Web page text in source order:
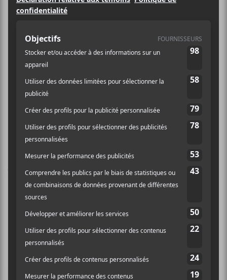
Site :
ectacles/polo-and-pan-
live
Bernhari
Canal
Laissez un commentaire
Commentaire